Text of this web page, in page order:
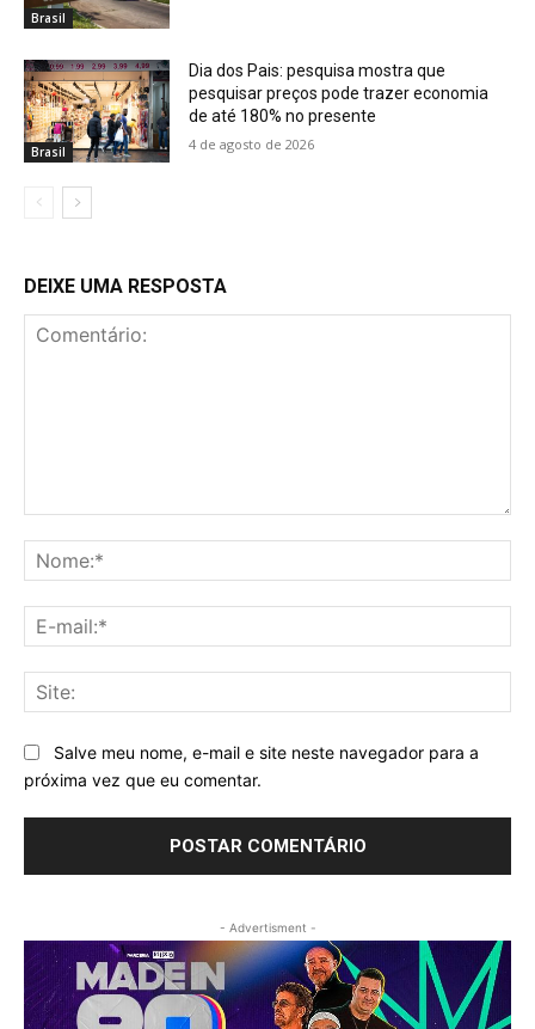
Brasil
Brasil
Dia dos Pais: pesquisa mostra que
pesquisar preços pode trazer economia
de até 180% no presente
4 de agosto de 2026
DEIXE UMA RESPOSTA
Salve meu nome, e-mail e site neste navegador para a
próxima vez que eu comentar.
- Advertisment -